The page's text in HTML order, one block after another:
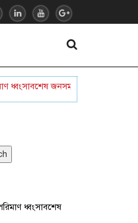
জনসম্মুখে আনল ইরান
ধ্বংসাবশেষ